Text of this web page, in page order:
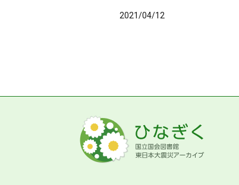
2021/04/12